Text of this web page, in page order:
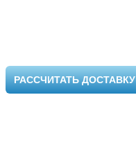
РАССЧИТАТЬ ДОСТАВКУ